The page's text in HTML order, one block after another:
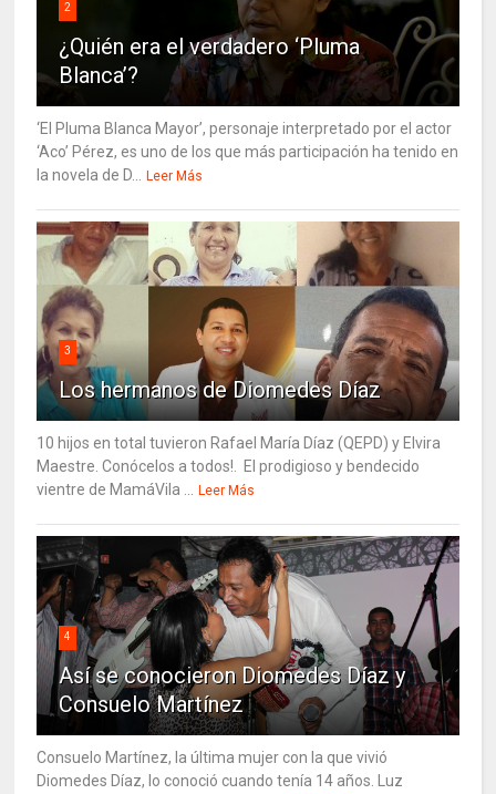
2
¿Quién era el verdadero ‘Pluma
Blanca’?
‘El Pluma Blanca Mayor’, personaje interpretado por el actor
‘Aco’ Pérez, es uno de los que más participación ha tenido en
la novela de D... Leer Más
3
Los hermanos de Diomedes Díaz
10 hijos en total tuvieron Rafael María Díaz (QEPD) y Elvira
Maestre. Conócelos a todos!. El prodigioso y bendecido
vientre de MamáVila ... Leer Más
4
Así se conocieron Diomedes Díaz y
Consuelo Martínez
Consuelo Martínez, la última mujer con la que vivió
Diomedes Díaz, lo conoció cuando tenía 14 años. Luz